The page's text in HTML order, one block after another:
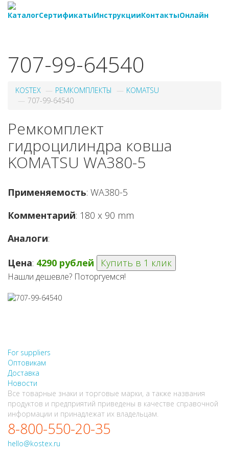
КаталогСертификатыИнструкцииКонтактыОнлайн
707-99-64540
KOSTEX РЕМКОМПЛЕКТЫ
KOMATSU
707-99-64540
Ремкомплект
гидроцилиндра ковша
KOMATSU WA380-5
Применяемость: WA380-5
Комментарий: 180 x 90 mm
Аналоги:
Цена: 4290 рублей Купить в 1 клик
Нашли дешевле? Поторгуемся!
For suppliers
Оптовикам
Доставка
Новости
Все товарные знаки и торговые марки, а также названия
продуктов и предприятий приведены в качестве справочной
информации и принадлежат их владельцам.
8-800-550-20-35
hello@kostex.ru